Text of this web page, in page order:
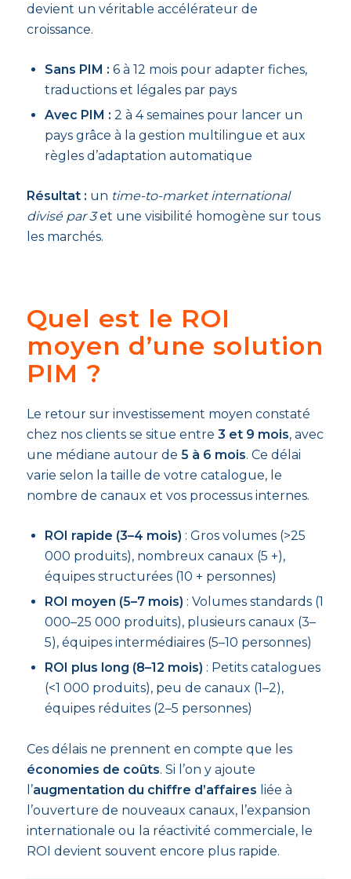
devient un véritable accélérateur de
croissance.
Sans PIM : 6 à 12 mois pour adapter fiches,
traductions et légales par pays
Avec PIM : 2 à 4 semaines pour lancer un
pays grâce à la gestion multilingue et aux
règles d’adaptation automatique
Résultat : un time-to-market international
divisé par 3et une visibilité homogène sur tous
les marchés.
Quel est le ROI
moyen d’une solution
PIM ?
Le retour sur investissement moyen constaté
chez nos clients se situe entre 3 et 9 mois, avec
une médiane autour de 5 à 6 mois. Ce délai
varie selon la taille de votre catalogue, le
nombre de canaux et vos processus internes.
ROI rapide (3–4 mois) : Gros volumes (>25
000 produits), nombreux canaux (5 +),
équipes structurées (10 + personnes)
ROI moyen (5–7 mois) : Volumes standards (1
000–25 000 produits), plusieurs canaux (3–
5), équipes intermédiaires (5–10 personnes)
ROI plus long (8–12 mois) : Petits catalogues
(<1 000 produits), peu de canaux (1–2),
équipes réduites (2–5 personnes)
Ces délais ne prennent en compte que les
économies de coûts. Si l’on y ajoute
l’augmentation du chiffre d’affaires liée à
l’ouverture de nouveaux canaux, l’expansion
internationale ou la réactivité commerciale, le
ROI devient souvent encore plus rapide.